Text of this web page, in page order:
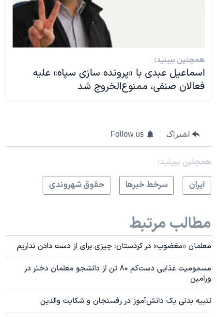
همچنین ببینید:
اسماعیل عبدی با «پرونده سازی سپاه» علیه
فعالان صنفی، ممنوع‌الخروج شد
اشتراک Follow us
همچنبن ببینید:
ايران
سرخط خبرها حقوق شهروندی
مطالب مرتبط
معلمان «مغضوب» در کردستان: چیزی برای از دست دادن نداریم
مسمومیت غذایی دست‌کم ۸۰ تن از دانشجو معلمان دختر در
ورامین
تنبیه بدنی یک دانش‌آموز در رفسنجان و شکایت والدین